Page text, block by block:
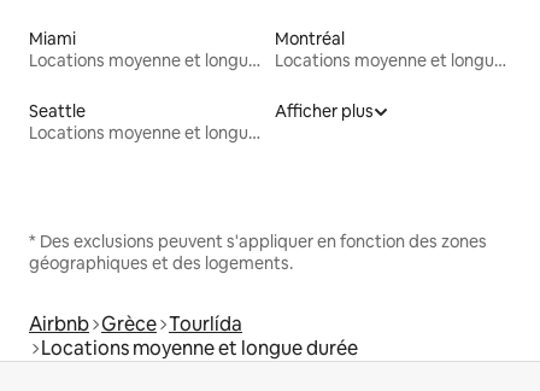
Miami
Locations moyenne et longue durée
Montréal
Locations moyenne et longue durée
Seattle
Locations moyenne et longue durée
Afficher plus
* Des exclusions peuvent s'appliquer en fonction des zones
géographiques et des logements.
Airbnb Grèce Tourlída
Locations moyenne et longue durée